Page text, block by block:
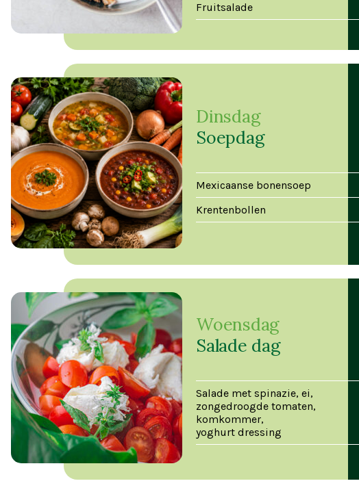
Fruitsalade
Dinsdag
Soepdag
Mexicaanse bonensoep
Krentenbollen
Woensdag
Salade dag
Salade met spinazie, ei,
zongedroogde tomaten,
komkommer,
yoghurt dressing